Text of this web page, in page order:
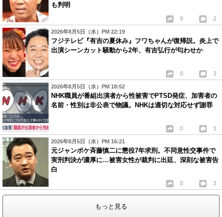
も判明
0 2
2026年8月5日（水）PM 22:19
フジテレビ『有吉の夏休み』フワちゃんが復帰説。炎上で
出演シーンカット騒動から2年、有吉弘行が匂わせか
0 3
2026年8月5日（水）PM 18:52
NHK職員が番組出演者から性被害でPTSD発症、加害者の
名前・性別は非公表で物議。NHKは適切な対応せず謝罪
0 3
2026年8月5日（水）PM 16:21
元ジャンポケ斉藤慎二に懲役7年求刑。不同意性交事件で
実刑判決が濃厚に…被害女性が裁判に出廷、深刻な被害告
白
0 3
もっと見る